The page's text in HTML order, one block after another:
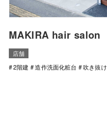
MAKIRA hair salon
店舗
2階建
造作洗面化粧台 吹き抜け